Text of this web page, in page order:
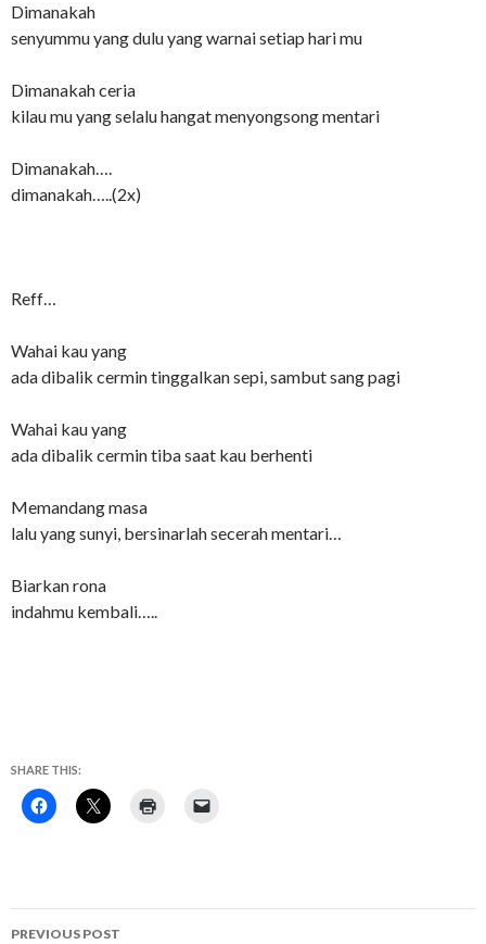
Dimanakah
senyummu yang dulu yang warnai setiap hari mu
Dimanakah ceria
kilau mu yang selalu hangat menyongsong mentari
Dimanakah….
dimanakah…..(2x)
Reff…
Wahai kau yang
ada dibalik cermin tinggalkan sepi, sambut sang pagi
Wahai kau yang
ada dibalik cermin tiba saat kau berhenti
Memandang masa
lalu yang sunyi, bersinarlah secerah mentari…
Biarkan rona
indahmu kembali…..
SHARE THIS:
Post
PREVIOUS POST